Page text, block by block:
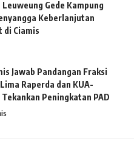
Gede Kampung
Keberlanjutan
di Ciamis
Jawab Pandangan Fraksi
Raperda dan KUA-
Tekankan Peningkatan PAD